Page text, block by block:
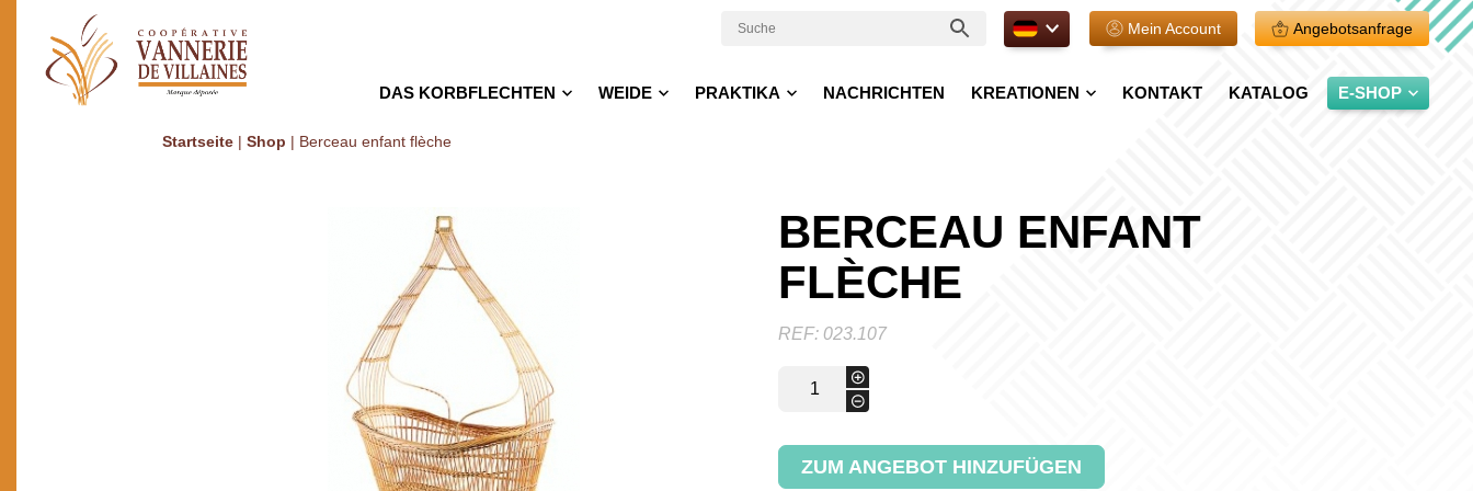
DE. Mein Account Angebotsanfrage
DAS KORBFLECHTEN WEIDE PRAKTIKA NACHRICHTEN KREATIONEN KONTAKT KATALOG E-SHOP
Startseite| Shop | Berceau enfant flèche
BERCEAU ENFANT
FLÈCHE
REF: 023.107
-
enfant
+
ZUM ANGEBOT HINZUFÜGEN